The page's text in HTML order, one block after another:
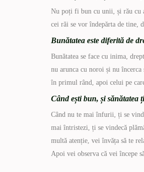
Nu poți fi bun cu unii, și rău cu
cei răi se vor îndepărta de tine,
Bunătatea este diferită de
Bunătatea se face cu inima,
nu arunca cu noroi și nu
în primul rând, apoi celui pe
Când ești bun, și sănătatea
Când nu te mai înfurii, ți se
mai întristezi, ți se vindecă
multă atenție, vei învăța să te
Apoi vei observa că vei începe